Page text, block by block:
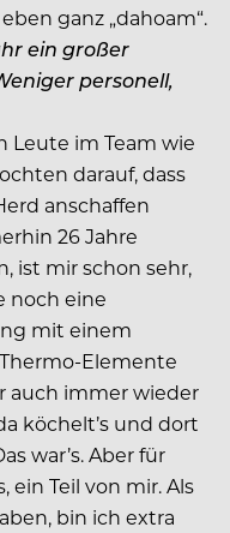
ganz „dahoam“.
ein großer
personell,
Leute im Team wie
darauf, dass
anschaffen
26 Jahre
ist mir schon sehr,
noch eine
mit einem
Elemente
auch immer wieder
köchelt’s und dort
war’s. Aber für
ein Teil von mir. Als
bin ich extra